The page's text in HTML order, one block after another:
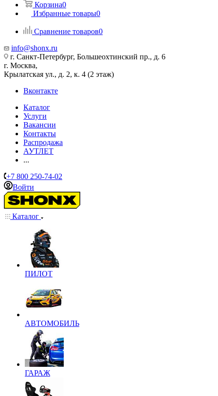
Корзина0
Избранные товары0
Сравнение товаров0
info@shonx.ru
г. Санкт-Петербург, Большеохтинский пр., д. 6
г. Москва,
Крылатская ул., д. 2, к. 4 (2 этаж)
Вконтакте
Каталог
Услуги
Вакансии
Контакты
Распродажа
АУТЛЕТ
...
+7 800 250-74-02
Войти
Каталог
ПИЛОТ
АВТОМОБИЛЬ
ГАРАЖ